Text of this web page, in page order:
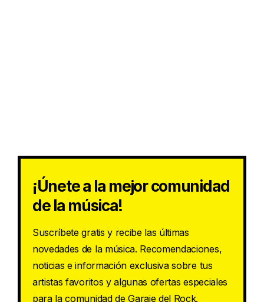
¡Únete a la mejor comunidad
de la música!
Suscríbete gratis y recibe las últimas
novedades de la música. Recomendaciones,
noticias e información exclusiva sobre tus
artistas favoritos y algunas ofertas especiales
para la comunidad de Garaje del Rock.